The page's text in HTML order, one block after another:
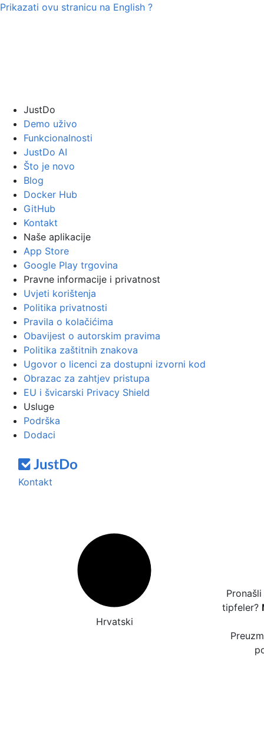
Prikazati ovu stranicu na English ?
JustDo
Demo uživo
Funkcionalnosti
JustDo AI
Što je novo
Blog
Docker Hub
GitHub
Kontakt
Naše aplikacije
App Store
Google Play trgovina
Pravne informacije i privatnost
Uvjeti korištenja
Politika privatnosti
Pravila o kolačićima
Obavijest o autorskim pravima
Politika zaštitnih znakova
Ugovor o licenci za dostupni izvorni kod
Obrazac za zahtjev pristupa
EU i švicarski Privacy Shield
Usluge
Podrška
Dodaci
Kontakt
Hrvatski
tipfeler?